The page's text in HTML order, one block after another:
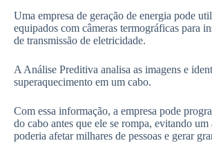
Uma empresa de geração de energia pode
equipados com câmeras termográficas para
de transmissão de eletricidade.
A Análise Preditiva analisa as imagens e
superaquecimento em um cabo.
Com essa informação, a empresa pode
do cabo antes que ele se rompa, evitando um
poderia afetar milhares de pessoas e gerar